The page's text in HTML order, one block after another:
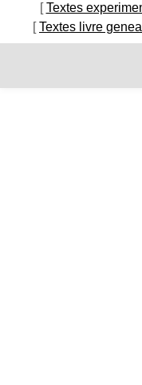
[Textes
[Textes livre